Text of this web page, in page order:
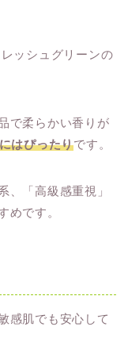
ッシュグリーンの
で柔らかい香りが
はぴったりです。
、「高級感重視」
めです。
感肌でも安心して